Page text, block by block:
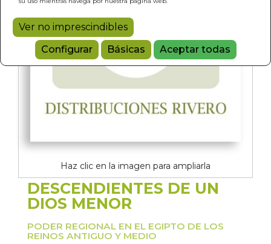
Ver no imprescindibles
Configurar
Básicas Aceptar todas
Haz clic en la imagen para ampliarla
DESCENDIENTES DE UN
DIOS MENOR
PODER REGIONAL EN EL EGIPTO DE LOS
REINOS ANTIGUO Y MEDIO